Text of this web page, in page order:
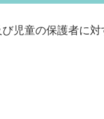
児童の保護者に